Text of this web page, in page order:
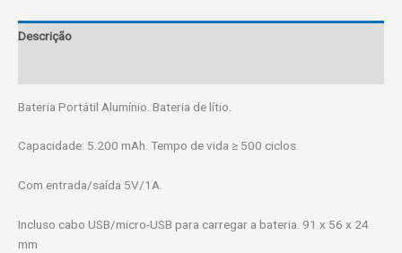
Descrição
Bateria Portátil Alumínio. Bateria de lítio.
Capacidade: 5.200 mAh. Tempo de vida ≥ 500 ciclos.
Com entrada/saída 5V/1A.
Incluso cabo USB/micro-USB para carregar a bateria. 91 x 56 x 24
mm